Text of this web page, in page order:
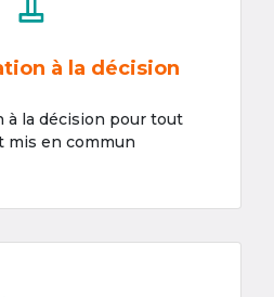
à la décision
à la décision pour tout
mis en commun